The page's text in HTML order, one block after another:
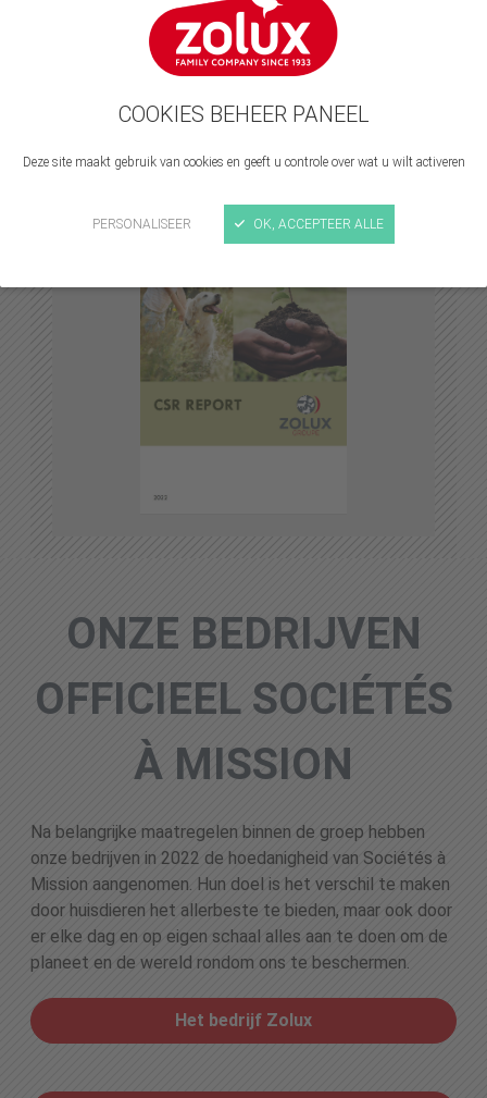
COOKIES BEHEER PANEEL
Deze site maakt gebruik van cookies en geeft u controle over wat u wilt activeren
PERSONALISEER OK, ACCEPTEER ALLE
acties die we de afgelopen 18 maanden
ondernamen om te voldoen aan de
engagementen die we formaliseerden met
ONZE BEDRIJVEN
OFFICIEEL SOCIÉTÉS
À MISSION
Na belangrijke maatregelen binnen de groep hebben
onze bedrijven in 2022 de hoedanigheid van Sociétés à
Mission aangenomen. Hun doel is het verschil te maken
door huisdieren het allerbeste te bieden, maar ook door
er elke dag en op eigen schaal alles aan te doen om de
planeet en de wereld rondom ons te beschermen.
Het bedrijf Zolux